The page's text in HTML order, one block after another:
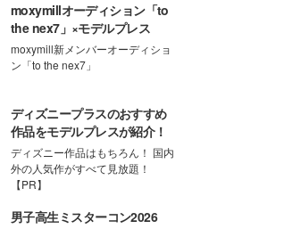
moxymillオーディション「to
the nex7」×モデルプレス
moxymill新メンバーオーディショ
ン「to the nex7」
ディズニープラスのおすすめ
作品をモデルプレスが紹介！
ディズニー作品はもちろん！ 国内
外の人気作がすべて見放題！
【PR】
男子高生ミスターコン2026